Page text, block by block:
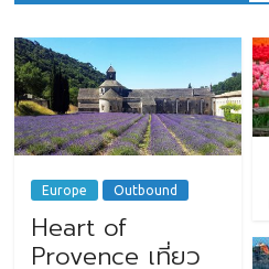
Europe Outbound
Heart of
Provence เที่ยว